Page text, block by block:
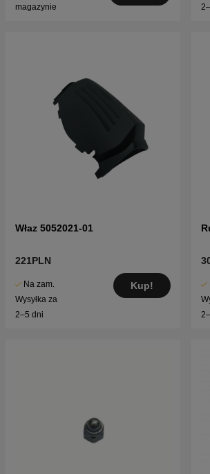
magazynie
Właz 5052021-01
221PLN
Na zam.
Wysyłka za
2–5 dni
Kup!